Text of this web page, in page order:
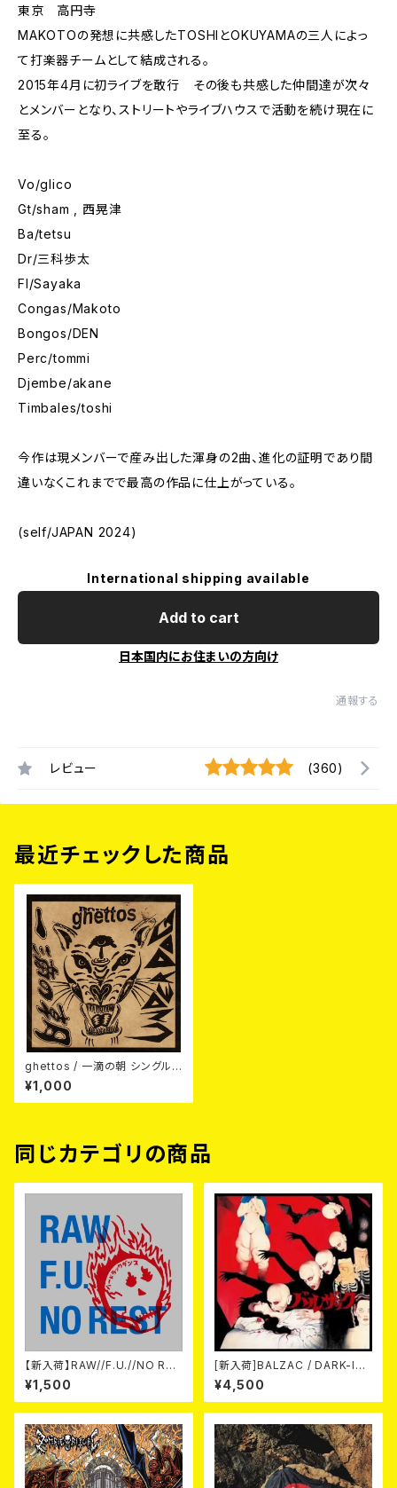
東京 高円寺
MAKOTOの発想に共感したTOSHIとOKUYAMAの三人によっ
て打楽器チームとして結成される。
2015年4月に初ライブを敢行 その後も共感した仲間達が次々
とメンバーとなり、ストリートやライブハウスで活動を続け現在に
至る。
Vo/glico
Gt/sham , 西晃津
Ba/tetsu
Dr/三科歩太
Fl/Sayaka
Congas/Makoto
Bongos/DEN
Perc/tommi
Djembe/akane
Timbales/toshi
今作は現メンバーで産み出した渾身の2曲、進化の証明であり間
違いなくこれまでで最高の作品に仕上がっている。
(self/JAPAN 2024)
International shipping available
Add to cart
日本国内にお住まいの方向け
通報する
レビュー (360)
最近チェックした商品
ghettos / 一滴の朝 シングルC
D
¥1,000
同じカテゴリの商品
【新入荷】RAW//F.U.//NO RES
T / 3way split EP ハード ラッ
ク ダンス (CD)
¥1,500
[新入荷]BALZAC / DARK-IS
M -20th Anniversary Comp
ilation- (2CD)
¥4,500